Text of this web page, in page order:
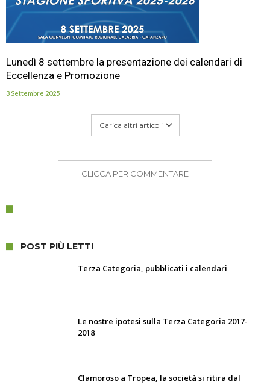
Lunedì 8 settembre la presentazione dei calendari di
Eccellenza e Promozione
3 Settembre 2025
Carica altri articoli
CLICCA PER COMMENTARE
POST PIÙ LETTI
Terza Categoria, pubblicati i calendari
Le nostre ipotesi sulla Terza Categoria 2017-
2018
Clamoroso a Tropea, la società si ritira dal